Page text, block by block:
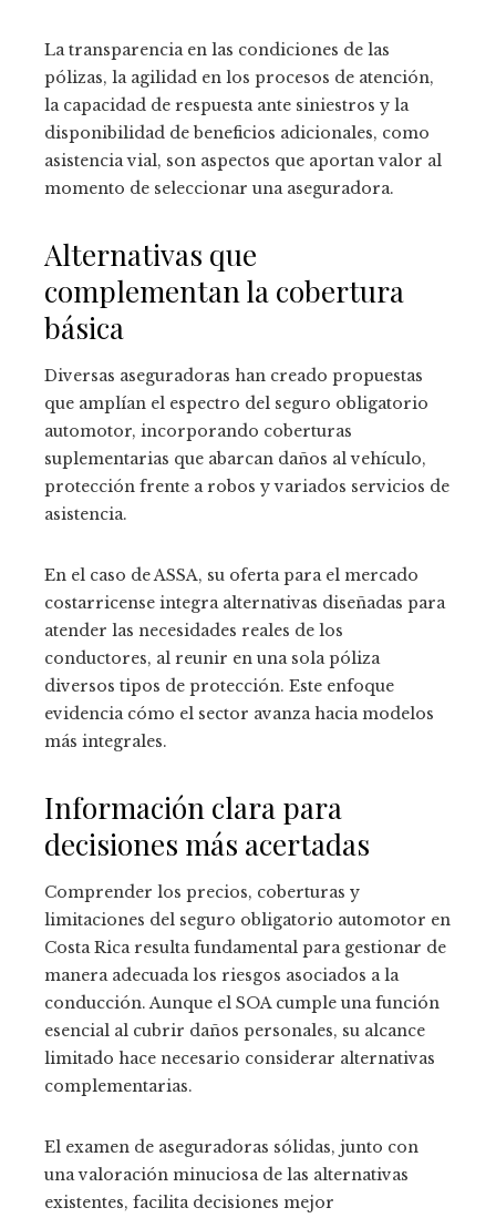
La transparencia en las condiciones de las
pólizas, la agilidad en los procesos de atención,
la capacidad de respuesta ante siniestros y la
disponibilidad de beneficios adicionales, como
asistencia vial, son aspectos que aportan valor al
momento de seleccionar una aseguradora.
Alternativas que
complementan la cobertura
básica
Diversas aseguradoras han creado propuestas
que amplían el espectro del seguro obligatorio
automotor, incorporando coberturas
suplementarias que abarcan daños al vehículo,
protección frente a robos y variados servicios de
asistencia.
En el caso de ASSA, su oferta para el mercado
costarricense integra alternativas diseñadas para
atender las necesidades reales de los
conductores, al reunir en una sola póliza
diversos tipos de protección. Este enfoque
evidencia cómo el sector avanza hacia modelos
más integrales.
Información clara para
decisiones más acertadas
Comprender los precios, coberturas y
limitaciones del seguro obligatorio automotor en
Costa Rica resulta fundamental para gestionar de
manera adecuada los riesgos asociados a la
conducción. Aunque el SOA cumple una función
esencial al cubrir daños personales, su alcance
limitado hace necesario considerar alternativas
complementarias.
El examen de aseguradoras sólidas, junto con
una valoración minuciosa de las alternativas
existentes, facilita decisiones mejor